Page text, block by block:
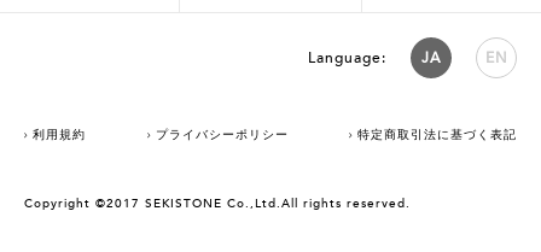
Language: JA EN
利用規約 プライバシーポリシー 特定商取引法に基づく表記
Copyright ©2017 SEKISTONE Co.,Ltd.All rights reserved.